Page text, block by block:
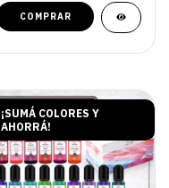
¡SUMÁ COLORES Y
AHORRÁ!